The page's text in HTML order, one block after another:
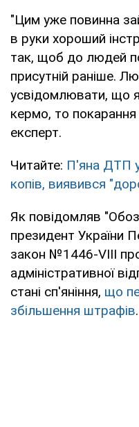
"Цим уже повинна
в руки хороший
так, щоб до людей
присутній раніше.
усвідомлювати, що
кермо, то
експерт.
Читайте: П'яна ДТП у
копів, виявився
Як повідомляв
президент України
закон №1446-VIII
адміністративної
стані сп'яніння, що
збільшення штрафів.